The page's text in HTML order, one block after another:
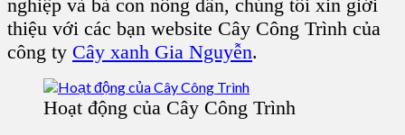
nghiệp và bà con nông dân, chúng tôi xin giới
thiệu với các bạn website Cây Công Trình của
công ty Cây xanh Gia Nguyễn.
Hoạt động của Cây Công Trình